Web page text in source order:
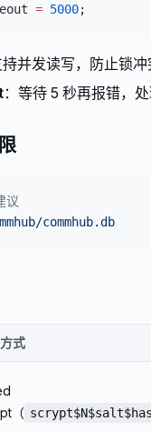
= 5000;
持并发读写，防止锁冲
：等待 5 秒再报错，
议
commhub.db
式
（